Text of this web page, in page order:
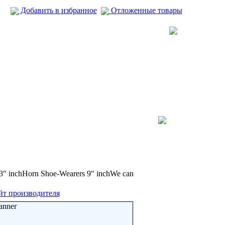
Добавить в избранное Отложенные товары
inchHorn Shoe-Wearers 9" inchWe can
производителя